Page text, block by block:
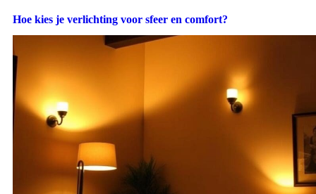
Hoe kies je verlichting voor sfeer en comfort?